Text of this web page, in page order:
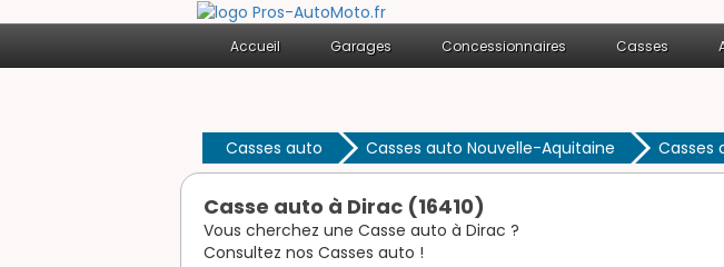
Accueil Garages Concessionnaires Casses
Casses auto Casses auto Nouvelle-Aquitaine Casses
Casse auto à Dirac (16410)
Vous cherchez une Casse auto à Dirac ?
Consultez nos Casses auto !